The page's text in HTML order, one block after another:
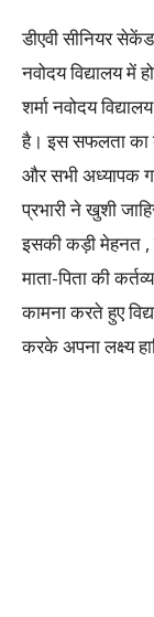
डीएवी सीनियर
नवोदय विद्यालय में
शर्मा नवोदय
है। इस सफलता का
और सभी अध्यापक
प्रभारी ने खुशी
इसकी कड़ी मेहनत ,
माता-पिता की
कामना करते हुए
करके अपना लक्ष्य